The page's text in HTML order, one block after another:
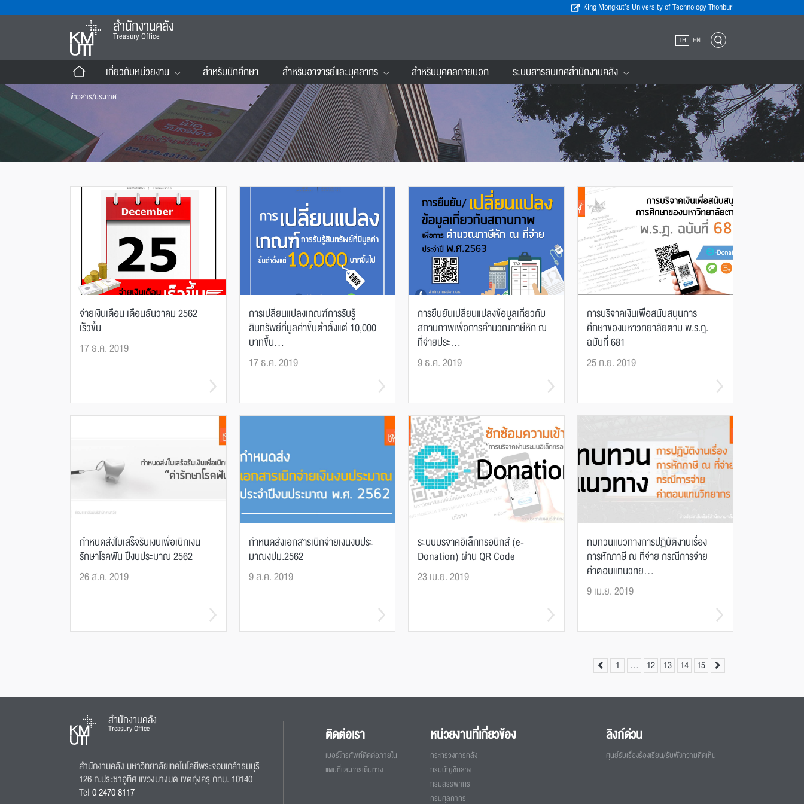
King Mongkut’s University of Technology Thonburi
สำนักงานคลัง
Treasury Office TH EN
เกี่ยวกับหน่วยงาน สำหรับนักศึกษา สำหรับอาจารย์และบุคลากร สำหรับบุคคลภายนอก ระบบสารสนเทศสำนักงานคลัง
ข่าวสาร/ประกาศ
จ่ายเงินเดือน เดือนธันวาคม 2562
เร็วขึ้น
17 ธ.ค. 2019
การเปลี่ยนแปลงเกณฑ์การรับรู้
สินทรัพย์ที่มูลค่าขั้นต่ำตั้งแต่ 10,000
บาทขึ้น...
17 ธ.ค. 2019
การยืนยันเปลี่ยนแปลงข้อมูลเกี่ยวกับ
สถานภาพเพื่อการคำนวณภาษีหัก ณ
ที่จ่ายประ...
9 ธ.ค. 2019
การบริจาคเงินเพื่อสนับสนุนการ
ศึกษาของมหาวิทยาลัยตาม พ.ร.ฎ.
ฉบับที่ 681
25 ก.ย. 2019
กำหนดส่งใบเสร็จรับเงินเพื่อเบิกเงิน
รักษาโรคฟัน ปีงบประมาณ 2562
26 ส.ค. 2019
กำหนดส่งเอกสารเบิกจ่ายเงินงบประ
มาณงปม.2562
9 ส.ค. 2019
ระบบบริจาคอิเล็กทรอนิกส์ (e-
Donation) ผ่าน QR Code
23 เม.ย. 2019
ทบทวนแนวทางการปฏิบัติงานเรื่อง
การหักภาษี ณ ที่จ่าย กรณีการจ่าย
ค่าตอบแทนวิทย...
9 เม.ย. 2019
1 … 12 13 14 15
สำนักงานคลัง
Treasury Office
สำนักงานคลัง มหาวิทยาลัยเทคโนโลยีพระจอมเกล้าธนบุรี
126 ถ.ประชาอุทิศ แขวงบางมด เขตทุ่งครุ กทม. 10140
Tel0 2470 8117
ติดต่อเรา
เบอร์โทรศัพท์ติดต่อภายใน
แผนที่และการเดินทาง
หน่วยงานที่เกี่ยวข้อง
กระทรวงการคลัง
กรมบัญชีกลาง
กรมสรรพากร
กรมศุลกากร
ลิงก์ด่วน
ศูนย์รับเรื่องร้องเรียน/รับฟังความคิดเห็น